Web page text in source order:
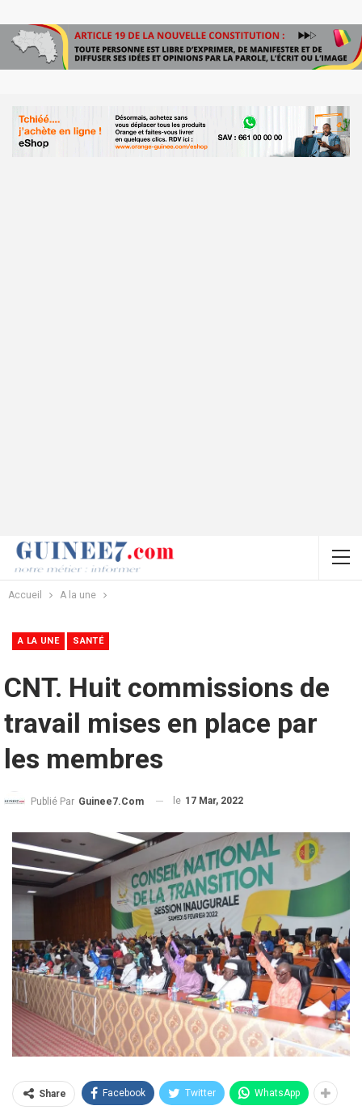
Accueil A la une
A LA UNE SANTÉ
CNT. Huit commissions de
travail mises en place par
les membres
Publié Par Guinee7.com le 17 Mar, 2022
Share Facebook Twitter WhatsApp